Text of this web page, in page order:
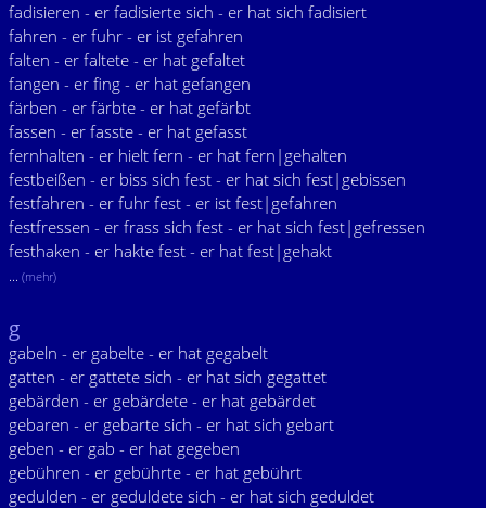
fadisieren - er fadisierte sich - er hat sich fadisiert
fahren - er fuhr - er ist gefahren
falten - er faltete - er hat gefaltet
fangen - er fing - er hat gefangen
färben - er färbte - er hat gefärbt
fassen - er fasste - er hat gefasst
fernhalten - er hielt fern - er hat fern|gehalten
festbeißen - er biss sich fest - er hat sich fest|gebissen
festfahren - er fuhr fest - er ist fest|gefahren
festfressen - er frass sich fest - er hat sich fest|gefressen
festhaken - er hakte fest - er hat fest|gehakt
... (mehr)
g
gabeln - er gabelte - er hat gegabelt
gatten - er gattete sich - er hat sich gegattet
gebärden - er gebärdete - er hat gebärdet
gebaren - er gebarte sich - er hat sich gebart
geben - er gab - er hat gegeben
gebühren - er gebührte - er hat gebührt
gedulden - er geduldete sich - er hat sich geduldet